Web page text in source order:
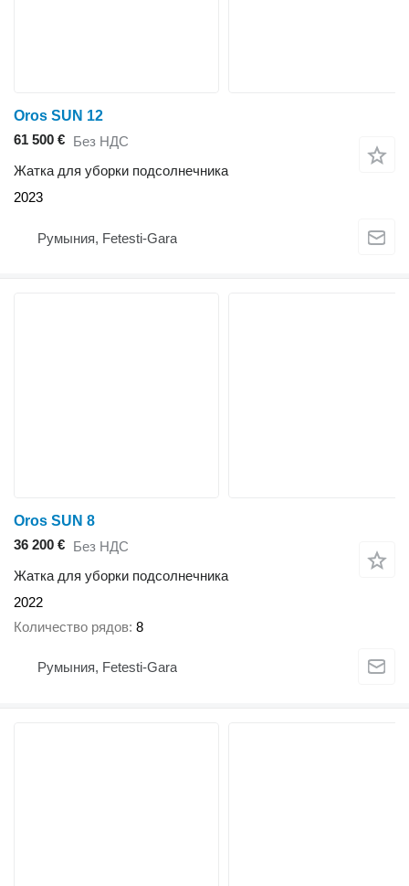
Oros SUN 12
61 500 € Без НДС
Жатка для уборки подсолнечника
2023
Румыния, Fetesti-Gara
Oros SUN 8
36 200 € Без НДС
Жатка для уборки подсолнечника
2022
Количество рядов 8
Румыния, Fetesti-Gara